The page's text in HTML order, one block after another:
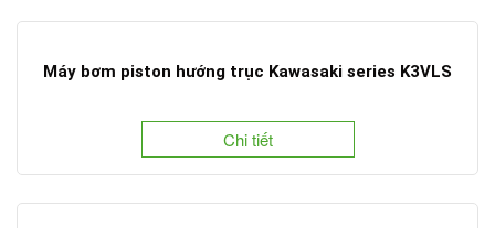
Máy bơm piston hướng trục Kawasaki series K3VLS
Chi tiết